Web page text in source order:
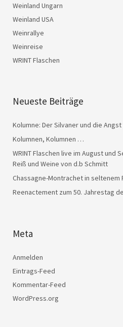
Weinland Ungarn
Weinland USA
Weinrallye
Weinreise
WRINT Flaschen
Neueste Beiträge
Kolumne: Der Silvaner und die
Kolumnen, Kolumnen …
WRINT Flaschen live im August und
Reiß und Weine von d.b Schmitt
Chassagne-Montrachet in seltenem
Reenactement zum 50. Jahrestag
Meta
Anmelden
Eintrags-Feed
Kommentar-Feed
WordPress.org